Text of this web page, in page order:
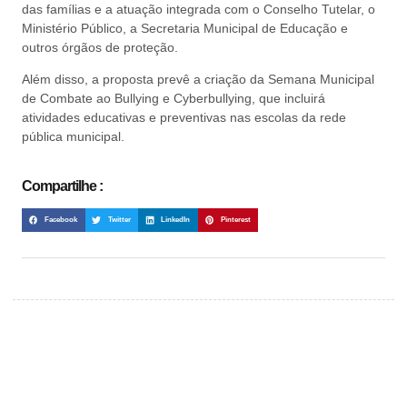
das famílias e a atuação integrada com o Conselho Tutelar, o
Ministério Público, a Secretaria Municipal de Educação e
outros órgãos de proteção.
Além disso, a proposta prevê a criação da Semana Municipal
de Combate ao Bullying e Cyberbullying, que incluirá
atividades educativas e preventivas nas escolas da rede
pública municipal.
Compartilhe :
Facebook Twitter LinkedIn Pinterest